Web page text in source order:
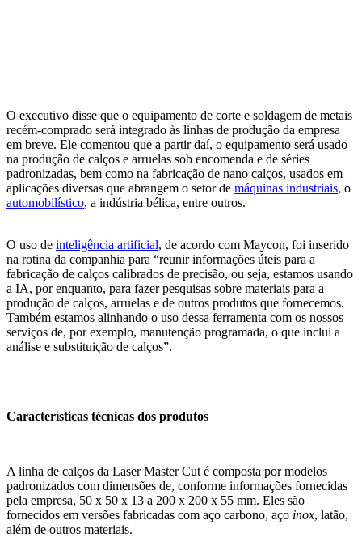
O executivo disse que o equipamento de corte e soldagem de metais
recém-comprado será integrado às linhas de produção da empresa
em breve. Ele comentou que a partir daí, o equipamento será usado
na produção de calços e arruelas sob encomenda e de séries
padronizadas, bem como na fabricação de nano calços, usados em
aplicações diversas que abrangem o setor de máquinas industriais, o
automobilístico, a indústria bélica, entre outros.
O uso de inteligência artificial, de acordo com Maycon, foi inserido
na rotina da companhia para “reunir informações úteis para a
fabricação de calços calibrados de precisão, ou seja, estamos usando
a IA, por enquanto, para fazer pesquisas sobre materiais para a
produção de calços, arruelas e de outros produtos que fornecemos.
Também estamos alinhando o uso dessa ferramenta com os nossos
serviços de, por exemplo, manutenção programada, o que inclui a
análise e substituição de calços”.
Características técnicas dos produtos
A linha de calços da Laser Master Cut é composta por modelos
padronizados com dimensões de, conforme informações fornecidas
pela empresa, 50 x 50 x 13 a 200 x 200 x 55 mm. Eles são
fornecidos em versões fabricadas com aço carbono, aço inox, latão,
além de outros materiais.